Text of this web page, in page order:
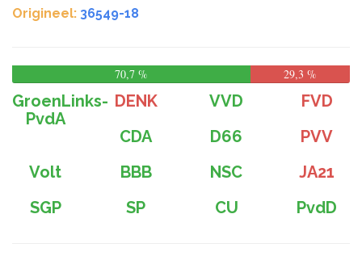
Origineel: 36549-18
70,7 % 29,3 %
GroenLinks-
PvdA
DENK VVD
FVD
CDA
D66
PVV
Volt
BBB NSC
JA21
SGP
SP CU PvdD